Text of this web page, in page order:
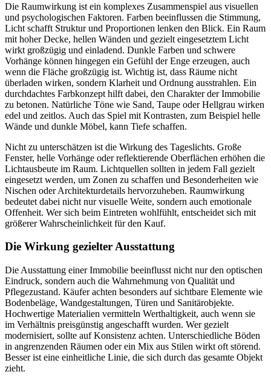
Die Raumwirkung ist ein komplexes Zusammenspiel aus visuellen
und psychologischen Faktoren. Farben beeinflussen die Stimmung,
Licht schafft Struktur und Proportionen lenken den Blick. Ein Raum
mit hoher Decke, hellen Wänden und gezielt eingesetztem Licht
wirkt großzügig und einladend. Dunkle Farben und schwere
Vorhänge können hingegen ein Gefühl der Enge erzeugen, auch
wenn die Fläche großzügig ist. Wichtig ist, dass Räume nicht
überladen wirken, sondern Klarheit und Ordnung ausstrahlen. Ein
durchdachtes Farbkonzept hilft dabei, den Charakter der Immobilie
zu betonen. Natürliche Töne wie Sand, Taupe oder Hellgrau wirken
edel und zeitlos. Auch das Spiel mit Kontrasten, zum Beispiel helle
Wände und dunkle Möbel, kann Tiefe schaffen.
Nicht zu unterschätzen ist die Wirkung des Tageslichts. Große
Fenster, helle Vorhänge oder reflektierende Oberflächen erhöhen die
Lichtausbeute im Raum. Lichtquellen sollten in jedem Fall gezielt
eingesetzt werden, um Zonen zu schaffen und Besonderheiten wie
Nischen oder Architekturdetails hervorzuheben. Raumwirkung
bedeutet dabei nicht nur visuelle Weite, sondern auch emotionale
Offenheit. Wer sich beim Eintreten wohlfühlt, entscheidet sich mit
größerer Wahrscheinlichkeit für den Kauf.
Die Wirkung gezielter Ausstattung
Die Ausstattung einer Immobilie beeinflusst nicht nur den optischen
Eindruck, sondern auch die Wahrnehmung von Qualität und
Pflegezustand. Käufer achten besonders auf sichtbare Elemente wie
Bodenbeläge, Wandgestaltungen, Türen und Sanitärobjekte.
Hochwertige Materialien vermitteln Werthaltigkeit, auch wenn sie
im Verhältnis preisgünstig angeschafft wurden. Wer gezielt
modernisiert, sollte auf Konsistenz achten. Unterschiedliche Böden
in angrenzenden Räumen oder ein Mix aus Stilen wirkt oft störend.
Besser ist eine einheitliche Linie, die sich durch das gesamte Objekt
zieht.